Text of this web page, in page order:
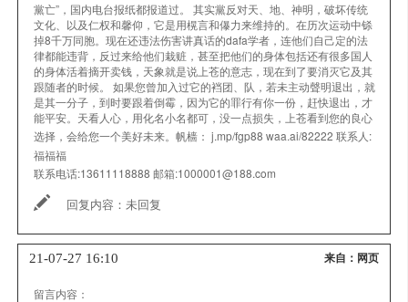
黨亡”，国内电台报纸都报道过。 其实黨反对天、地、神明，破坏传统
文化、以及仁权和馨仰，它是用榥言和儤力来维持的。在历次运动中铩
掉8千万同胞。现在还违法伤害讲真话的dafa学者，连他们自己定的法
律都能违背，反过来给他们栽赃，甚至把他们的身体包括还有很多国人
的身体活着摘开卖钱，天象就是说上苍的意志，现在到了要消灭它及其
跟随者的时候。 如果您曾加入过它的裆团、队，若未主动聲明退出，就
是其一分子，到时要跟着倒霉，因为它的罪行有你一份，赶快退出，才
能平安。天看人心，用化名小名都可，没一点损失，上苍看到您的良心
选择，会给您一个美好未来。帆樯： j.mp/fgp88 waa.ai/82222联系人:
福福福
联系电话:13611118888邮箱:1000001@188.com
回复内容：未回复
21-07-27 16:10 来自：网页
留言内容：